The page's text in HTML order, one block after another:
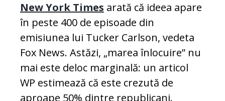
New York Times arată că ideea apare
în peste 400 de episoade din
emisiunea lui Tucker Carlson, vedeta
Fox News. Astăzi, „marea înlocuire” nu
mai este deloc marginală: un articol
WP estimează că este crezută de
aproape 50% dintre republicani.